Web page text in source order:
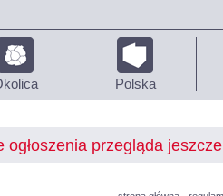
Polska
ogłoszenia przegląda